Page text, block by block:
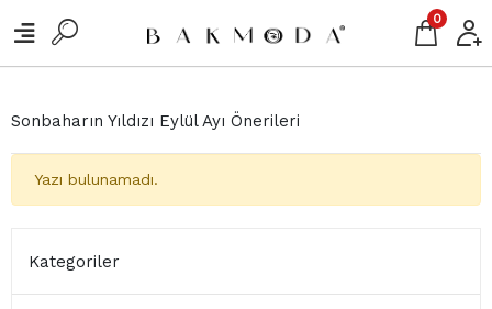
0
Sonbaharın Yıldızı Eylül Ayı Önerileri
Yazı bulunamadı.
Kategoriler